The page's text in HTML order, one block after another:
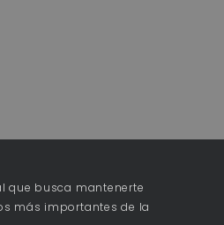
que busca mantenerte
más importantes de la